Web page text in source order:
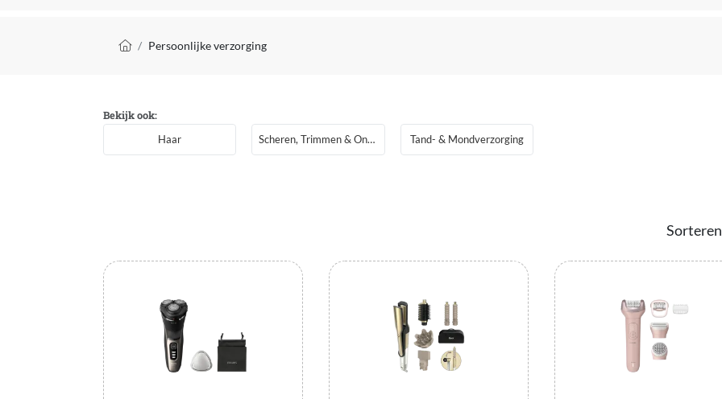
KruimelpadPersoonlijke verzorging
Bekijk ook:
Haar
Scheren, Trimmen & Ontharen Tand- & Mondverzorging